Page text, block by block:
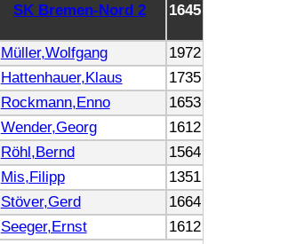
SK Bremen-Nord 2 1645
Müller,Wolfgang
1972
Hattenhauer,Klaus
1735
Rockmann,Enno
1653
Wender,Georg
1612
Röhl,Bernd
1564
Mis,Filipp
1351
Stöver,Gerd
1664
Seeger,Ernst 1612